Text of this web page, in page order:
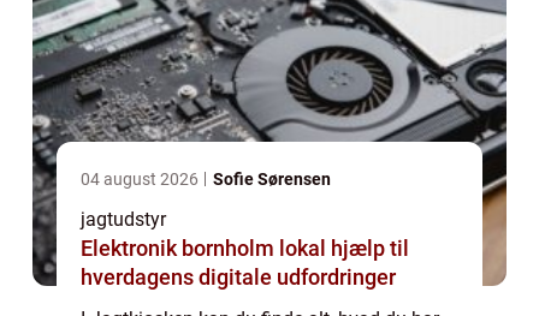
04 august 2026 Sofie Sørensen
jagtudstyr
Elektronik bornholm lokal hjælp til
hverdagens digitale udfordringer